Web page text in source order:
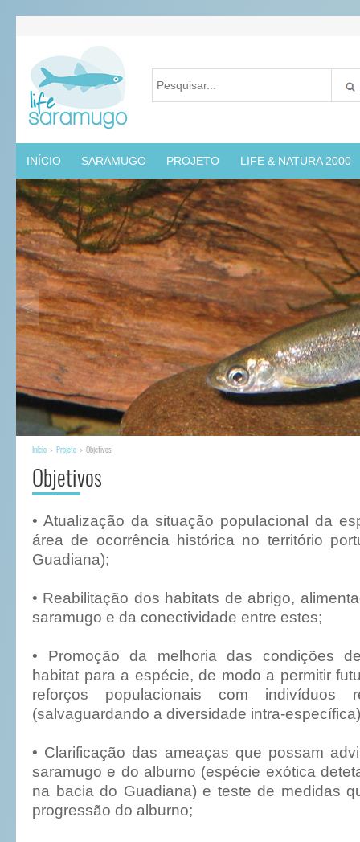
INÍCIO SARAMUGO PROJETO LIFE & NATURA 2000
<
Início > Projeto > Objetivos
Objetivos
• Atualização da situação populacional da
área de ocorrência histórica no território
Guadiana);
• Reabilitação dos habitats de abrigo,
saramugo e da conectividade entre estes;
• Promoção da melhoria das condições
habitat para a espécie, de modo a permitir
reforços populacionais com indivíduos
(salvaguardando a diversidade intra-
• Clarificação das ameaças que possam
saramugo e do alburno (espécie exótica
na bacia do Guadiana) e teste de medidas
progressão do alburno;